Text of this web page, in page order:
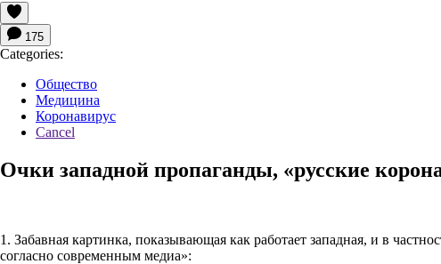
175
Categories:
Общество
Медицина
Коронавирус
Cancel
Очки западной пропаганды, «русские
1. Забавная картинка, показывающая как работает западная, и в
согласно современным медиа»: